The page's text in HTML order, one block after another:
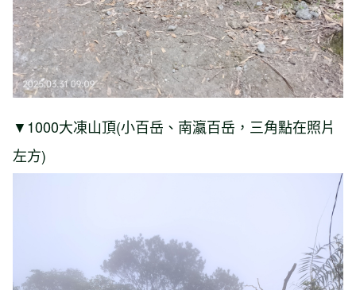
▼1000大凍山頂(小百岳、南瀛百岳，三角點在照片
左方)